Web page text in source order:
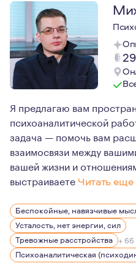
Я предлагаю вам
психоаналитической
задача — помочь вам
взаимосвязи между
вашей жизни и
выстраиваете Читать еще
Мне пришлось
Профессионально я
Именно через
Беспокойные, навязчивые
Усталость, нет энергии, сил
Тревожные расстройства + 66
Психоаналитическая